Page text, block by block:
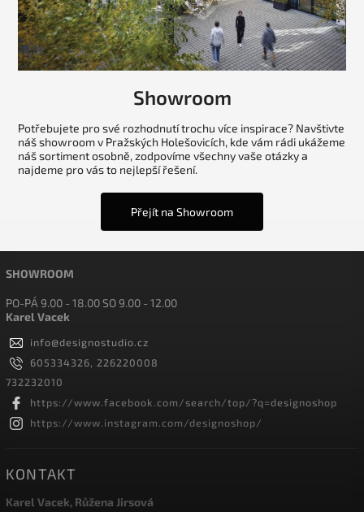
Showroom
Potřebujete pro své rozhodnutí trochu více inspirace? Navštivte
náš showroom v Pražských Holešovicích, kde vám rádi ukážeme
náš sortiment osobně, zodpovíme všechny vaše otázky a
najdeme pro vás to nejlepší řešení.
Přejít na Showroom
SHOWROOM
PO-PÁ 9.00 - 18.00 SO 9.00 - 12.00
Karel Vacek
info@designostudio.cz
605334326, 226220008
732232010
https://www.facebook.com/search/top/?q=designoshop
https://www.instagram.com/designoshop/
KONTAKT
Karel Vacek, Růžena Jirsová